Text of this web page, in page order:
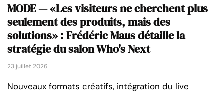
MODE — «Les visiteurs ne cherchent plus
seulement des produits, mais des
solutions» : Frédéric Maus détaille la
stratégie du salon Who's Next
23 juillet 2026
Nouveaux formats créatifs, intégration du live